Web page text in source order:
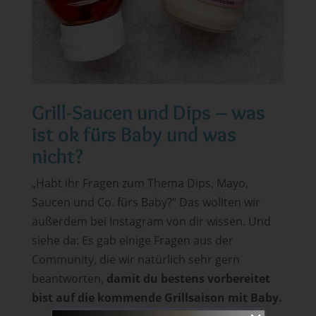
Grill-Saucen und Dips – was
ist ok fürs Baby und was
nicht?
„Habt ihr Fragen zum Thema Dips, Mayo,
Saucen und Co. fürs Baby?“ Das wollten wir
außerdem bei Instagram von dir wissen. Und
siehe da: Es gab einige Fragen aus der
Community, die wir natürlich sehr gern
beantworten, damit du bestens vorbereitet
bist auf die kommende Grillsaison mit Baby.